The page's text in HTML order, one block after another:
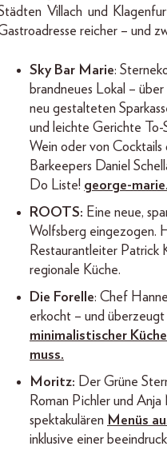
Villach und
reicher – und
Sky Bar Marie:
brandneues Lokal –
neu gestalteten
und leichte Gerichte To-
Wein oder von Cocktails
Barkeepers Daniel
Do Liste! george-
ROOTS: Eine neue,
Wolfsberg eingezogen.
Restaurantleiter Patrick
regionale Küche.
Die Forelle: Chef
erkocht – und
minimalistischer
muss.
Moritz: Der Grüne
Roman Pichler und
spektakulären Menüs
inklusive einer